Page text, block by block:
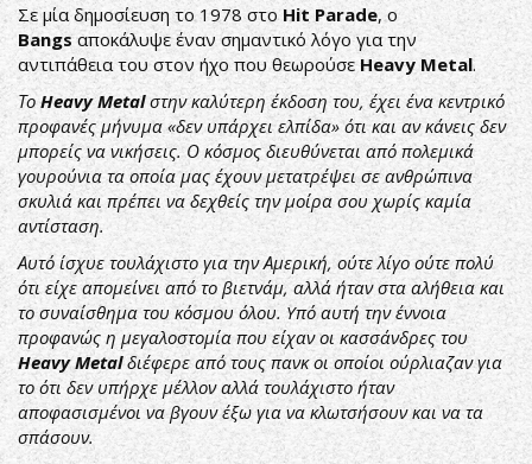
Σε μία δημοσίευση το 1978 στοHit Parade, o
Bangsαποκάλυψε έναν σημαντικό λόγο για την
αντιπάθεια του στον ήχο που θεωρούσεHeavy Metal.
ΤοHeavy Metalστην καλύτερη έκδοση του, έχει ένα κεντρικό
προφανές μήνυμα «δεν υπάρχει ελπίδα» ότι και αν κάνεις δεν
μπορείς να νικήσεις. Ο κόσμος διευθύνεται από πολεμικά
γουρούνια τα οποία μας έχουν μετατρέψει σε ανθρώπινα
σκυλιά και πρέπει να δεχθείς την μοίρα σου χωρίς καμία
αντίσταση.
Αυτό ίσχυε τουλάχιστο για την Αμερική, ούτε λίγο ούτε πολύ
ότι είχε απομείνει από το βιετνάμ, αλλά ήταν στα αλήθεια και
το συναίσθημα του κόσμου όλου. Yπό αυτή την έννοια
προφανώς η μεγαλοστομία που είχαν οι κασσάνδρες του
Heavy Metalδιέφερε από τους πανκ οι οποίοι ούρλιαζαν για
το ότι δεν υπήρχε μέλλον αλλά τουλάχιστο ήταν
αποφασισμένοι να βγουν έξω για να κλωτσήσουν και να τα
σπάσουν.